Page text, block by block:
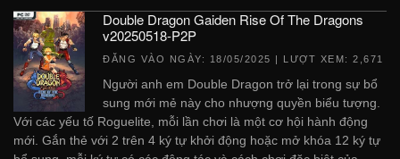
Double Dragon Gaiden Rise Of The Dragons
v20250518-P2P
ĐĂNG VÀO NGÀY: 18/05/2025 | LƯỢT XEM: 2,671
Người anh em Double Dragon trở lại trong sự bổ
sung mới mẻ này cho nhượng quyền biểu tượng.
Với các yếu tố Roguelite, mỗi lần chơi là một cơ hội hành động
mới. Gắn thẻ với 2 trên 4 ký tự khởi động hoặc mở khóa 12 ký tự